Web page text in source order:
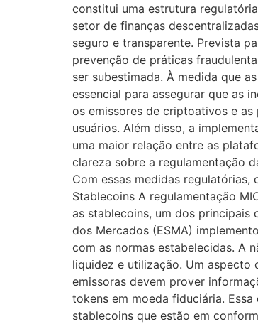
constitui uma estrutura
setor de finanças
seguro e transparente. Prevista
prevenção de práticas
ser subestimada. À medida que
essencial para assegurar que as
os emissores de criptoativos e
usuários. Além disso, a
uma maior relação entre as
clareza sobre a regulamentação
Com essas medidas
Stablecoins A regulamentação
as stablecoins, um dos principais
dos Mercados (ESMA)
com as normas estabelecidas. A
liquidez e utilização. Um aspecto
emissoras devem prover
tokens em moeda fiduciária.
stablecoins que estão em